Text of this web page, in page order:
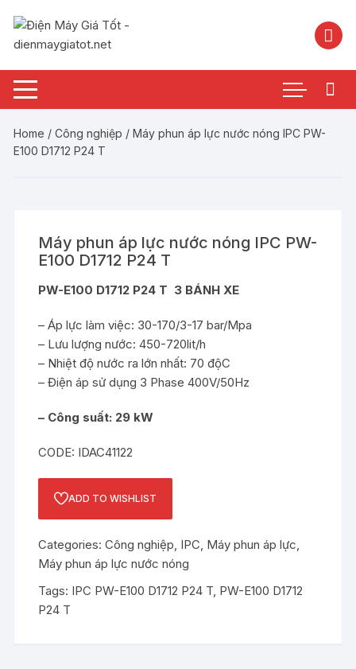
nội
Home /Công nghiệp / Máy phun áp lực nước nóng IPC PW-
E100 D1712 P24 T
Máy phun áp lực nước nóng IPC PW-
E100 D1712 P24 T
PW-E100 D1712 P24 T 3 BÁNH XE
– Áp lực làm việc: 30-170/3-17 bar/Mpa
– Lưu lượng nước: 450-720lit/h
– Nhiệt độ nước ra lớn nhất: 70 độC
– Điện áp sử dụng 3 Phase 400V/50Hz
– Công suất: 29 kW
CODE: IDAC41122
ADD TO WISHLIST
Categories:Công nghiệp, IPC, Máy phun áp lực,
Máy phun áp lực nước nóng
Tags: IPC PW-E100 D1712 P24 T, PW-E100 D1712
P24 T